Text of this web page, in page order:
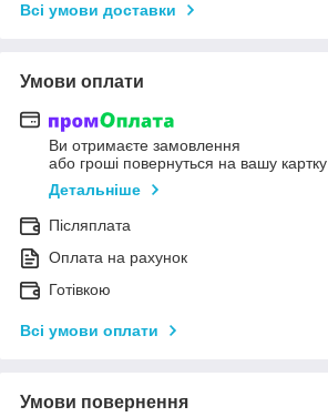
Всі умови доставки
Умови оплати
Ви отримаєте замовлення
або гроші повернуться на вашу картку
Детальніше
Післяплата
Оплата на рахунок
Готівкою
Всі умови оплати
Умови повернення